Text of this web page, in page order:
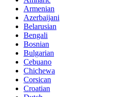
Armenian
Azerbaijani
Belarusian
Bengali
Bosnian
Bulgarian
Cebuano
Chichewa
Corsican
Croatian